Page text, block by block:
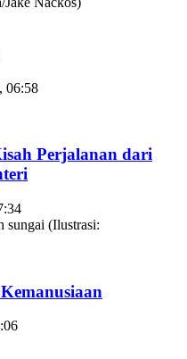
06:58
Perjalanan dari